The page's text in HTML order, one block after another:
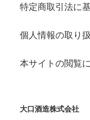
特定商取引法に
個人情報の取り
本サイトの閲覧
大口酒造株式会社